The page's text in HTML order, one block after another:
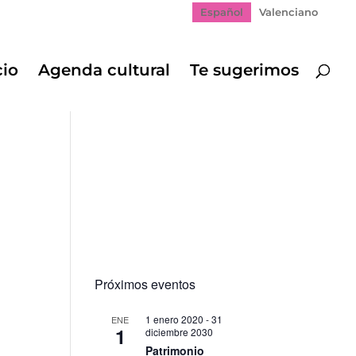
Español Valenciano
Agenda cultural Te sugerimos
Próximos eventos
ENE
1
1 enero 2020 -31
diciembre 2030
Patrimonio